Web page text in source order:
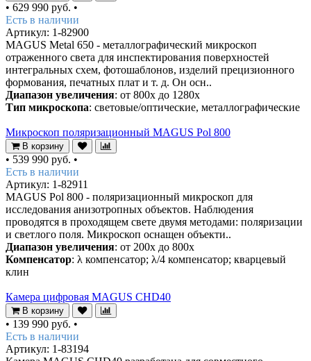
• 629 990 руб. •
Есть в наличии
Артикул: 1-82900
MAGUS Metal 650 - металлографический микроскоп
отраженного света для инспектирования поверхностей
интегральных схем, фотошаблонов, изделий прецизионного
формования, печатных плат и т. д. Он осн..
Диапазон увеличения: от 800х до 1280х
Тип микроскопа: световые/оптические, металлографические
Микроскоп поляризационный MAGUS Pol 800
В корзину
• 539 990 руб. •
Есть в наличии
Артикул: 1-82911
MAGUS Pol 800 - поляризационный микроскоп для
исследования анизотропных объектов. Наблюдения
проводятся в проходящем свете двумя методами: поляризации
и светлого поля. Микроскоп оснащен объекти..
Диапазон увеличения: от 200х до 800х
Компенсатор: λ компенсатор; λ/4 компенсатор; кварцевый
клин
Камера цифровая MAGUS CHD40
В корзину
• 139 990 руб. •
Есть в наличии
Артикул: 1-83194